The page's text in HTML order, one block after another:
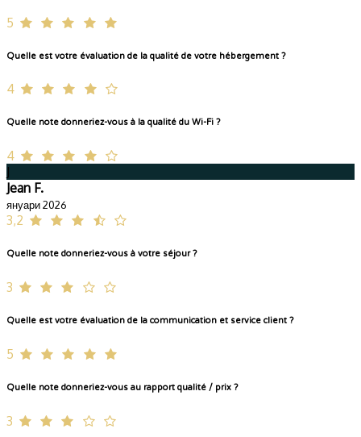
5
Quelle est votre évaluation de la qualité de votre hébergement ?
4
Quelle note donneriez-vous à la qualité du Wi-Fi ?
4
J
Jean F.
януари 2026
3,2
Quelle note donneriez-vous à votre séjour ?
3
Quelle est votre évaluation de la communication et service client ?
5
Quelle note donneriez-vous au rapport qualité / prix ?
3